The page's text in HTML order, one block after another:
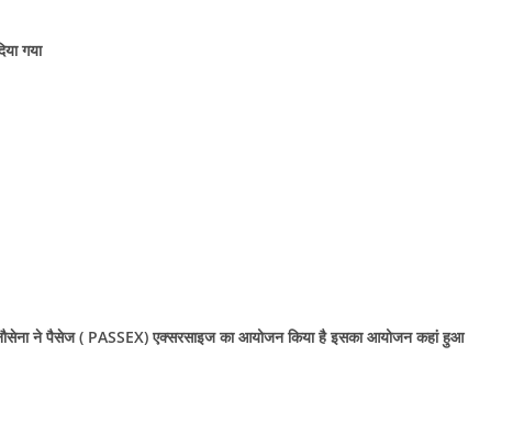
गया
ने पैसेज ( PASSEX) एक्सरसाइज का आयोजन किया है इसका आयोजन कहां हुआ